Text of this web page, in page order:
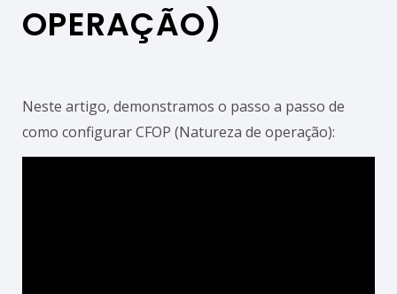
OPERAÇÃO)
Neste artigo, demonstramos o passo a passo de
como configurar CFOP (Natureza de operação):